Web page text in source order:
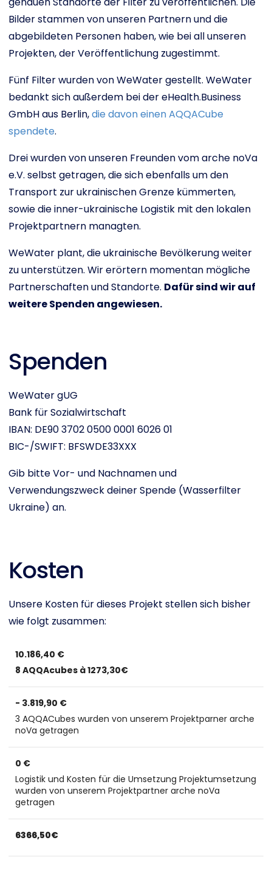
Bilder stammen von unseren Partnern und die
abgebildeten Personen haben, wie bei all unseren
Projekten, der Veröffentlichung zugestimmt.
Fünf Filter wurden von WeWater gestellt. WeWater
bedankt sich außerdem bei der eHealth.Business
GmbH aus Berlin,die davon einen AQQACube
spendete.
Drei wurden von unseren Freunden vom arche noVa
e.V. selbst getragen, die sich ebenfalls um den
Transport zur ukrainischen Grenze kümmerten,
sowie die inner-ukrainische Logistik mit den lokalen
Projektpartnern managten.
WeWater plant, die ukrainische Bevölkerung weiter
zu unterstützen. Wir erörtern momentan mögliche
Partnerschaften und Standorte. Dafür sind wir auf
weitere Spenden angewiesen.
Spenden
WeWater gUG
Bank für Sozialwirtschaft
IBAN: DE90 3702 0500 0001 6026 01
BIC-/SWIFT: BFSWDE33XXX
Gib bitte Vor- und Nachnamen und
Verwendungszweck deiner Spende (Wasserfilter
Ukraine) an.
Kosten
Unsere Kosten für dieses Projekt stellen sich bisher
wie folgt zusammen:
10.186,40 €
8 AQQAcubes à 1273,30€
- 3.819,90 €
3 AQQACubes wurden von unserem Projektparner arche
noVa getragen
0 €
Logistik und Kosten für die Umsetzung Projektumsetzung
wurden von unserem Projektpartner arche noVa
getragen
6366,50€